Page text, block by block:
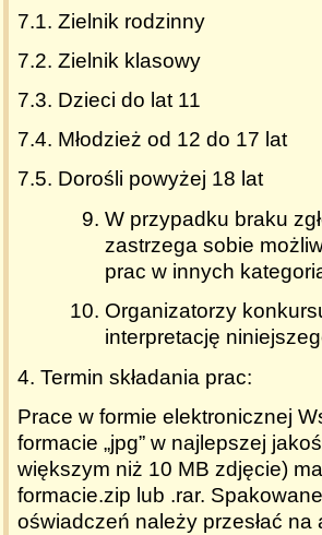
7.1. Zielnik rodzinny
7.2. Zielnik klasowy
7.3. Dzieci do lat 11
7.4. Młodzież od 12 do 17 lat
7.5. Dorośli powyżej 18 lat
W przypadku braku
zastrzega sobie
prac w innych
Organizatorzy
interpretację
4. Termin składania prac:
Prace w formie elektronicznej
formacie „jpg” w najlepszej
większym niż 10 MB zdjęcie)
formacie.zip lub .rar.
oświadczeń należy przesłać na